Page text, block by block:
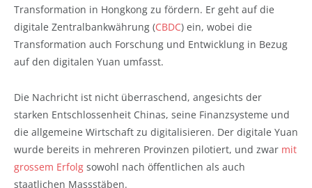
Transformation in Hongkong zu fördern. Er geht auf die
digitale Zentralbankwährung (CBDC) ein, wobei die
Transformation auch Forschung und Entwicklung in Bezug
auf den digitalen Yuan umfasst.
Die Nachricht ist nicht überraschend, angesichts der
starken Entschlossenheit Chinas, seine Finanzsysteme und
die allgemeine Wirtschaft zu digitalisieren. Der digitale Yuan
wurde bereits in mehreren Provinzen pilotiert, und zwar mit
grossem Erfolg sowohl nach öffentlichen als auch
staatlichen Massstäben.